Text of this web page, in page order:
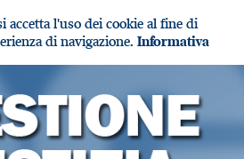
accetta l'uso dei cookie al fine di
di navigazione. Informativa